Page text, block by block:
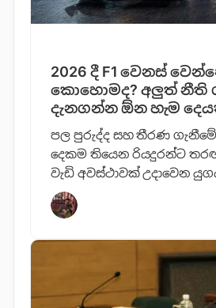
2026 දී F1 වෙනස්
කොහොමද? අලුත් නීති
දැනගන්න ඕන හැම
පල පුරුද්ද සහ තීරණ ගැනීමේ
දෙකම තියෙන රියදුරන්ට
වැඩි අවස්ථාවක් උදාවෙන